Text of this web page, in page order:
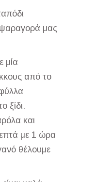
μας
μία
από το
ξίδι.
και
με 1 ώρα
θέλουμε